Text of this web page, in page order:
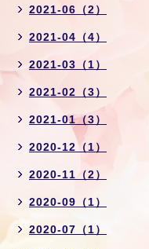
2021-06（2）
2021-04（4）
2021-03（1）
2021-02（3）
2021-01（3）
2020-12（1）
2020-11（2）
2020-09（1）
2020-07（1）